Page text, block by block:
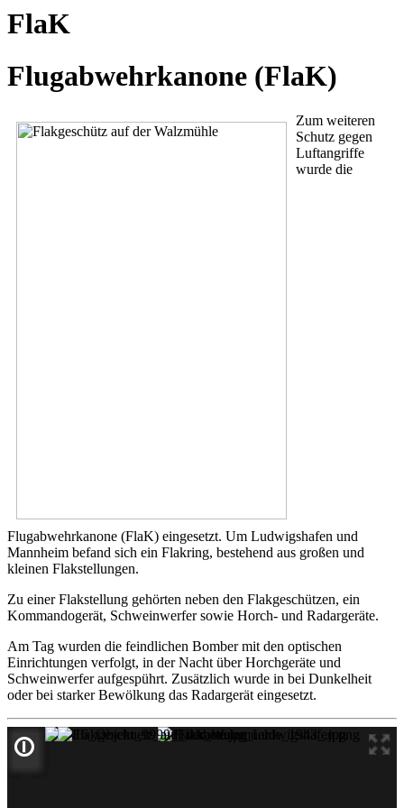
FlaK
Flugabwehrkanone (FlaK)
Zum weiteren
Schutz gegen
Luftangriffe
wurde die
Flugabwehrkanone (FlaK) eingesetzt. Um Ludwigshafen und
Mannheim befand sich ein Flakring, bestehend aus großen und
kleinen Flakstellungen.
Zu einer Flakstellung gehörten neben den Flakgeschützen, ein
Kommandogerät, Schweinwerfer sowie Horch- und Radargeräte.
Am Tag wurden die feindlichen Bomber mit den optischen
Einrichtungen verfolgt, in der Nacht über Horchgeräte und
Schweinwerfer aufgespührt. Zusätzlich wurde in bei Dunkelheit
oder bei starker Bewölkung das Radargerät eingesetzt.
🛈
🛈
🛈